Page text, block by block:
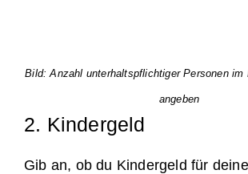
Bild: Anzahl unterhaltspflichtiger Personen im
angeben
2. Kindergeld
Gib an, ob du Kindergeld für